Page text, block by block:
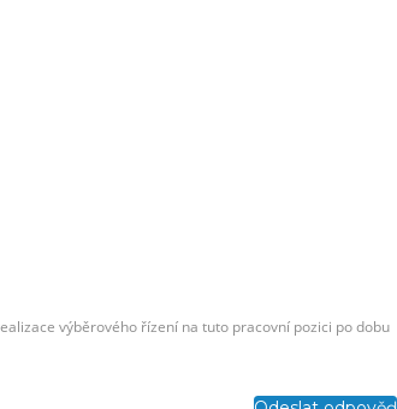
výběrového řízení na tuto pracovní pozici po dobu